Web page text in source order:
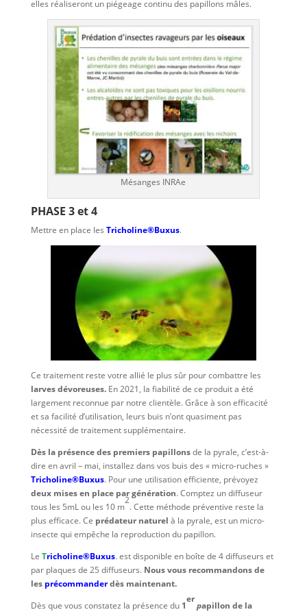
elles réaliseront un piégeage continu des papillons mâles.
Mésanges INRAe
PHASE 3 et 4
Mettre en place les Tricholine®Buxus.
Ce traitement reste votre allié le plus sûr pour combattre les
larves dévoreuses.En 2021, la fiabilité de ce produit a été
largement reconnue par notre clientèle. Grâce à son efficacité
et sa facilité d’utilisation, leurs buis n’ont quasiment pas
nécessité de traitement supplémentaire.
Dès la présence des premiers papillonsde la pyrale, c’est-à-
dire en avril – mai, installez dans vos buis des « micro-ruches »
Tricholine®Buxus. Pour une utilisation efficiente, prévoyez
deux mises en place par génération. Comptez un diffuseur
tous les 5mL ou les 10 m
2
. Cette méthode préventive reste la
plus efficace. Ce prédateur naturel à la pyrale, est un micro-
insecte qui empêche la reproduction du papillon.
Le Tricholine®Buxus. est disponible en boîte de 4 diffuseurs et
par plaques de 25 diffuseurs. Nous vous recommandons de
les précommanderdès maintenant.
Dès que vous constatez la présence du 1
er
papillon de la